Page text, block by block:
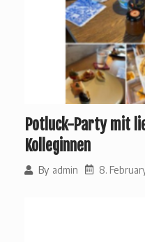
Potluck-Party mit
Kolleginnen
By admin 8.